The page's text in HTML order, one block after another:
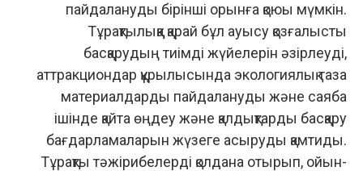
пайдалануды бірінші орынға қоюы мүмкін.
Тұрақтылыққа қарай бұл ауысу қозғалысты
басқарудың тиімді жүйелерін әзірлеуді,
аттракциондар құрылысында экологиялық таза
материалдарды пайдалануды және саябақ
ішінде қайта өңдеу және қалдықтарды басқару
бағдарламаларын жүзеге асыруды қамтиды.
Тұрақты тәжірибелерді қолдана отырып, ойын-